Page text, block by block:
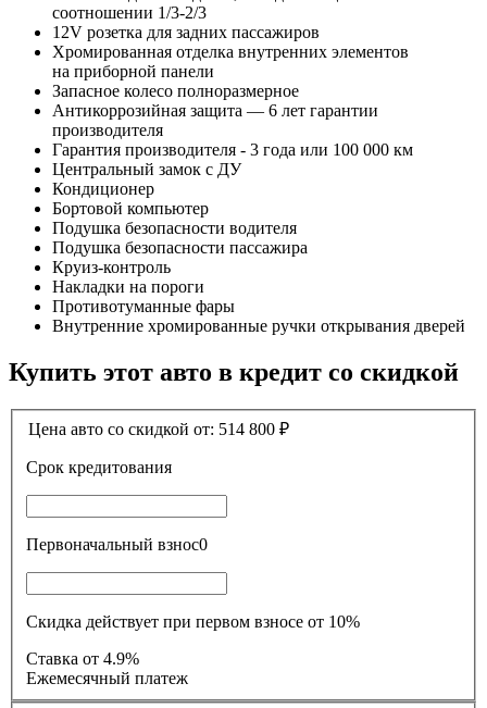
соотношении 1/3-2/3
12V розетка для задних пассажиров
Хромированная отделка внутренних элементов
на приборной панели
Запасное колесо полноразмерное
Антикоррозийная защита — 6 лет гарантии
производителя
Гарантия производителя - 3 года или 100 000 км
Центральный замок с ДУ
Кондиционер
Бортовой компьютер
Подушка безопасности водителя
Подушка безопасности пассажира
Круиз-контроль
Накладки на пороги
Противотуманные фары
Внутренние хромированные ручки открывания дверей
Купить этот авто в кредит со скидкой
Цена авто со скидкой от: 514 800 ₽
Срок кредитования
Первоначальный взнос0
Скидка действует при первом взносе от 10%
Ставка
от 4.9%
Ежемесячный платеж